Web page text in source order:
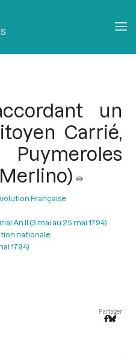
un
Carrié,
Française
An II (3 mai au 25 mai 1794)
nationale
1794)
Partager